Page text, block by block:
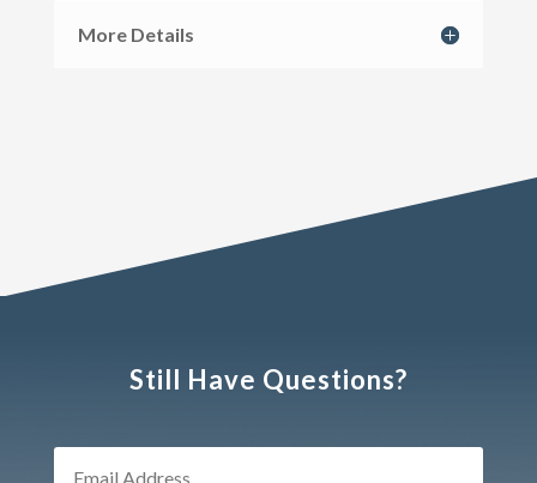
More Details
Still Have Questions?